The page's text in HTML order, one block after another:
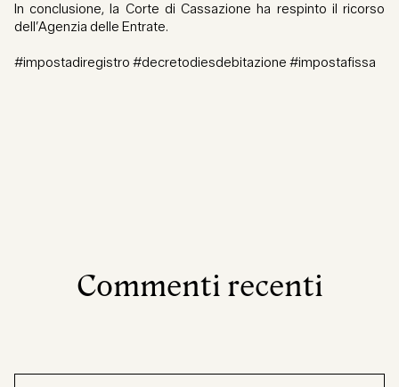
In conclusione, la Corte di Cassazione ha respinto il ricorso
dell’Agenzia delle Entrate.
#impostadiregistro #decretodiesdebitazione #impostafissa
Commenti recenti